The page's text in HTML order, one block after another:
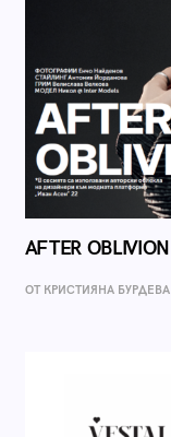
AFTER OBLIVION
ОТ КРИСТИЯНА БУРДЕВА